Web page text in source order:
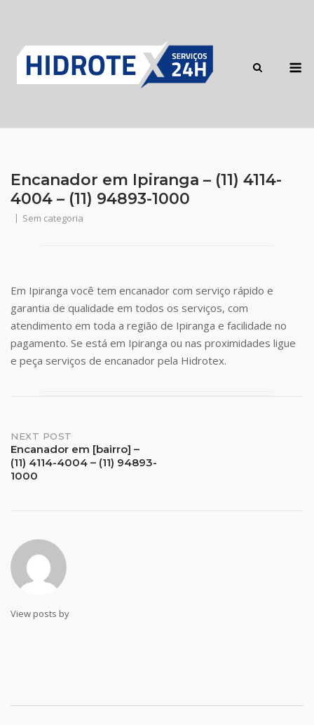
content
Encanador em Ipiranga – (11) 4114-
4004 – (11) 94893-1000
Sem categoria
Em Ipiranga você tem encanador com serviço rápido e
garantia de qualidade em todos os serviços, com
atendimento em toda a região de Ipiranga e facilidade no
pagamento. Se está em Ipiranga ou nas proximidades ligue
e peça serviços de encanador pela Hidrotex.
Post
navigation
NEXT POST
Encanador em [bairro] –
(11) 4114-4004 – (11) 94893-
1000
View posts by